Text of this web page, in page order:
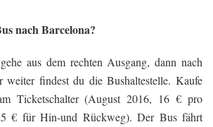
nach Barcelona?
aus dem rechten Ausgang, dann nach
weiter findest du die Bushaltestelle. Kaufe
Ticketschalter (August 2016, 16 € pro
€ für Hin-und Rückweg). Der Bus fährt